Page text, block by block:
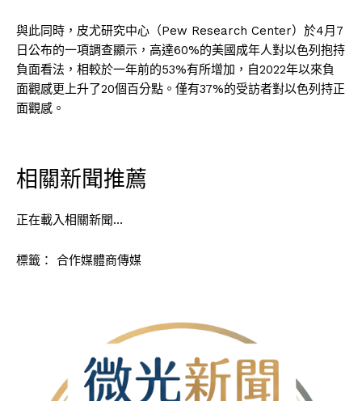
與此同時，皮尤研究中心（Pew Research Center）於4月7
日公布的一項調查顯示，高達60%的美國成年人對以色列抱持
負面看法，相較於一年前的53%有所增加，自2022年以來負
面觀感更上升了20個百分點。僅有37%的受訪者對以色列持正
面觀感。
相關新聞推薦
正在載入相關新聞…
標籤： 合作媒體商傳媒